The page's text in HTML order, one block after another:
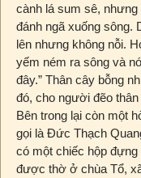
cành lá sum sê,
đánh ngã xuống sông.
lên nhưng không nỗi.
yếm ném ra sông và
đây.” Thân cây bỗng
đó, cho người đẽo
Bên trong lại còn một
gọi là Đức Thạch
có một chiếc hộp
được thờ ở chùa Tổ,